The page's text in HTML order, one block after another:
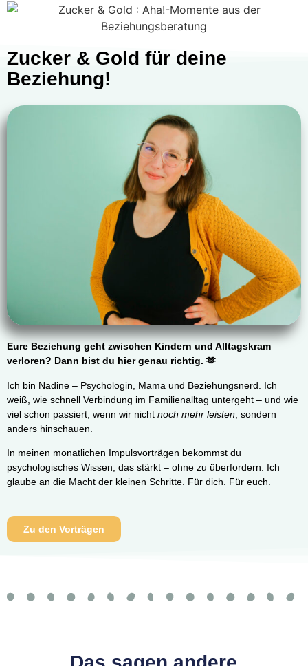
Zucker & Gold für deine
Beziehung!
Eure Beziehung geht zwischen Kindern und Alltagskram
verloren? Dann bist du hier genau richtig. 🫶
Ich bin Nadine – Psychologin, Mama und Beziehungsnerd. Ich
weiß, wie schnell Verbindung im Familienalltag untergeht – und wie
viel schon passiert, wenn wir nicht noch mehr leisten , sondern
anders hinschauen.
In meinen monatlichen Impulsvorträgen bekommst du
psychologisches Wissen, das stärkt – ohne zu überfordern. Ich
glaube an die Macht der kleinen Schritte. Für dich. Für euch.
Zu den Vorträgen